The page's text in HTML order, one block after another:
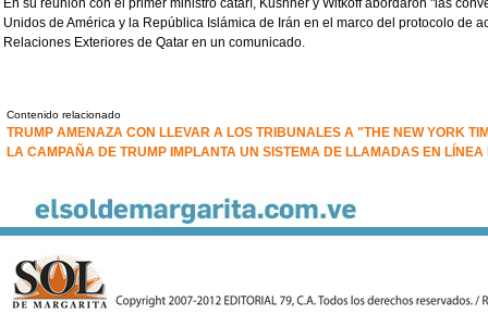
En su reunión con el primer ministro catarí, Kushner y Witkoff abordaron "las
Unidos de América y la República Islámica de Irán en el marco del protocolo de
Relaciones Exteriores de Qatar en un comunicado.
Contenido relacionado
TRUMP AMENAZA CON LLEVAR A LOS TRIBUNALES A "THE NEW YORK
LA CAMPAÑA DE TRUMP IMPLANTA UN SISTEMA DE LLAMADAS EN LÍNEA